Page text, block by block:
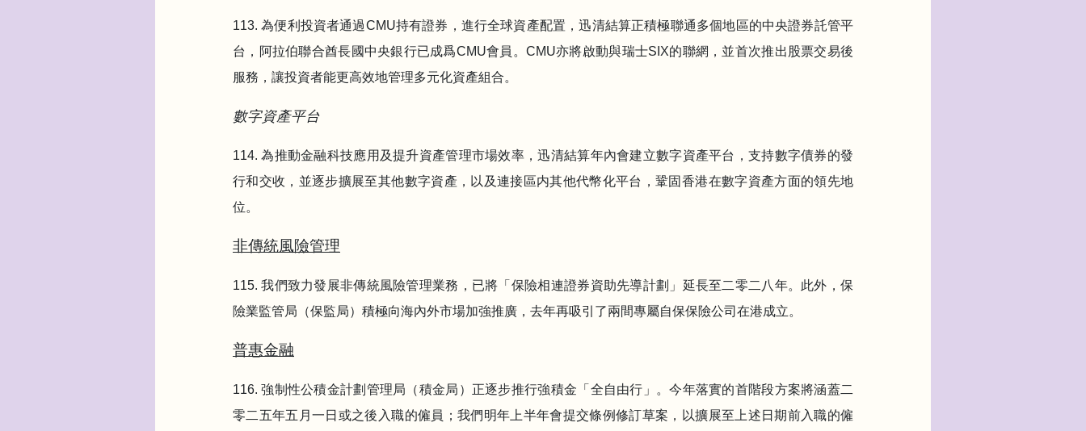
113. 為便利投資者通過CMU持有證券，進行全球資產配置，迅清結算正積極聯通多個地區的中央證券託管平
台，阿拉伯聯合酋長國中央銀行已成爲CMU會員。CMU亦將啟動與瑞士SIX的聯網，並首次推出股票交易後
服務，讓投資者能更高效地管理多元化資產組合。
數字資產平台
114. 為推動金融科技應用及提升資產管理市場效率，迅清結算年內會建立數字資產平台，支持數字債券的發
行和交收，並逐步擴展至其他數字資產，以及連接區内其他代幣化平台，鞏固香港在數字資產方面的領先地
位。
非傳統風險管理
115. 我們致力發展非傳統風險管理業務，已將「保險相連證券資助先導計劃」延長至二零二八年。此外，保
險業監管局（保監局）積極向海內外市場加強推廣，去年再吸引了兩間專屬自保保險公司在港成立。
普惠金融
116. 強制性公積金計劃管理局（積金局）正逐步推行強積金「全自由行」。今年落實的首階段方案將涵蓋二
零二五年五月一日或之後入職的僱員；我們明年上半年會提交條例修訂草案，以擴展至上述日期前入職的僱